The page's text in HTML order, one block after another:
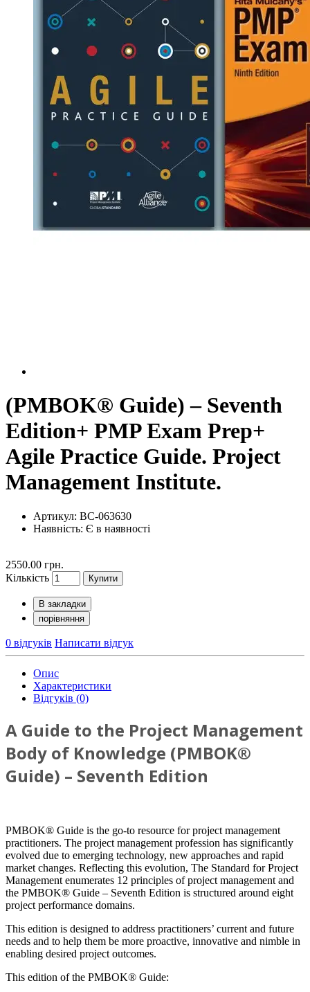
(PMBOK® Guide) – Seventh
Edition+ PMP Exam Prep+
Agile Practice Guide. Project
Management Institute.
Артикул: BC-063630
Наявність: Є в наявності
2550.00 грн.
Кількість
Купити
В закладки
порівняння
0 відгуків Написати відгук
Опис
Характеристики
Відгуків (0)
A Guide to the Project Management
Body of Knowledge (PMBOK®
Guide) – Seventh Edition
PMBOK® Guide is the go-to resource for project management
practitioners. The project management profession has significantly
evolved due to emerging technology, new approaches and rapid
market changes. Reflecting this evolution, The Standard for Project
Management enumerates 12 principles of project management and
the PMBOK® Guide – Seventh Edition is structured around eight
project performance domains.
This edition is designed to address practitioners’ current and future
needs and to help them be more proactive, innovative and nimble in
enabling desired project outcomes.
This edition of the PMBOK® Guide: